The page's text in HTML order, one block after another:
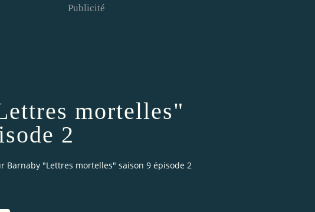
Publicité
mortelles"
2
Barnaby "Lettres mortelles" saison 9 épisode 2